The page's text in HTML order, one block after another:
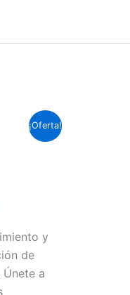
¡Oferta!
y
de
a